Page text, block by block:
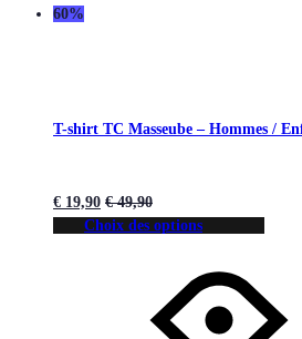
60%
T-shirt TC Masseube – Hommes /
€ 19,90 €49,90
Choix des options